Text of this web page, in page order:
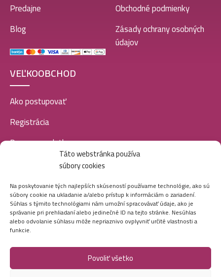
Táto webstránka používa
súbory cookies
Na poskytovanie tých najlepších skúseností používame technológie, ako sú
súbory cookie na ukladanie a/alebo prístup k informáciám o zariadení.
Súhlas s týmito technológiami nám umožní spracovávať údaje, ako je
správanie pri prehliadaní alebo jedinečné ID na tejto stránke. Nesúhlas
alebo odvolanie súhlasu môže nepriaznivo ovplyvniť určité vlastnosti a
funkcie.
Povoliť všetko
Predajne
Blog
Obchodné podmienky
Zásady ochrany osobných
údajov
VEĽKOOBCHOD
Ako postupovať
Registrácia
Doprava a platba
SOCIÁLNE SIETE
Marei.sk - Všetky práva vyhradené - 2026